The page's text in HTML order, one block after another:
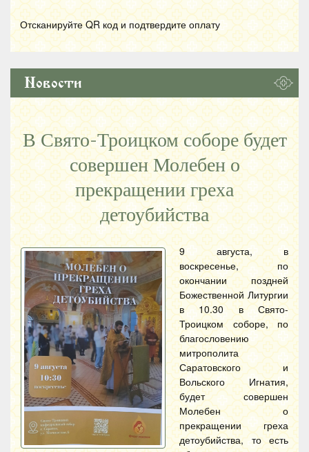
Отсканируйте QR код и подтвердите оплату
Новости
В Свято-Троицком соборе будет
совершен Молебен о
прекращении греха
детоубийства
9 августа, в
воскресенье, по
окончании поздней
Божественной Литургии
в 10.30 в Свято-
Троицком соборе, по
благословению
митрополита
Саратовского и
Вольского Игнатия,
будет совершен
Молебен о
прекращении греха
детоубийства, то есть